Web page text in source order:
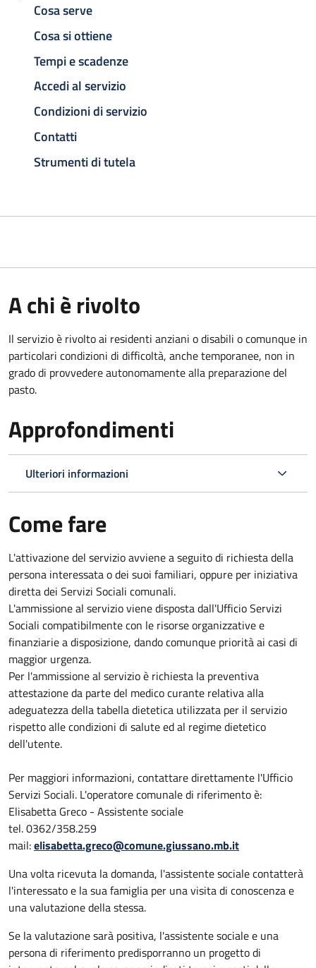
Cosa serve
Cosa si ottiene
Tempi e scadenze
Accedi al servizio
Condizioni di servizio
Contatti
Strumenti di tutela
A chi è rivolto
Il servizio è rivolto ai residenti anziani o disabili o comunque in
particolari condizioni di difficoltà, anche temporanee, non in
grado di provvedere autonomamente alla preparazione del
pasto.
Approfondimenti
Ulteriori informazioni
Come fare
L'attivazione del servizio avviene a seguito di richiesta della
persona interessata o dei suoi familiari, oppure per iniziativa
diretta dei Servizi Sociali comunali.
L'ammissione al servizio viene disposta dall'Ufficio Servizi
Sociali compatibilmente con le risorse organizzative e
finanziarie a disposizione, dando comunque priorità ai casi di
maggior urgenza.
Per l'ammissione al servizio è richiesta la preventiva
attestazione da parte del medico curante relativa alla
adeguatezza della tabella dietetica utilizzata per il servizio
rispetto alle condizioni di salute ed al regime dietetico
dell'utente.
Per maggiori informazioni, contattare direttamente l'Ufficio
Servizi Sociali. L'operatore comunale di riferimento è:
Elisabetta Greco - Assistente sociale
tel. 0362/358.259
mail:elisabetta.greco@comune.giussano.mb.it
Una volta ricevuta la domanda, l'assistente sociale contatterà
l'interessato e la sua famiglia per una visita di conoscenza e
una valutazione della stessa.
Se la valutazione sarà positiva, l'assistente sociale e una
persona di riferimento predisporranno un progetto di